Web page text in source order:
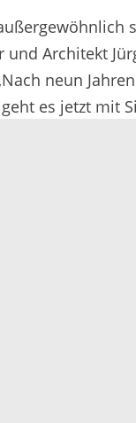
und Architekt
neun
es jetzt mit